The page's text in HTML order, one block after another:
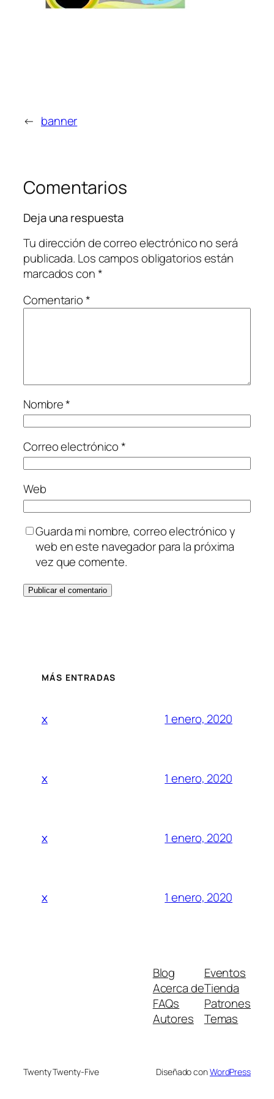
← banner
Comentarios
Deja una respuesta
Tu dirección de correo electrónico no será
publicada. Los campos obligatorios están
marcados con*
Comentario*
Nombre*
Correo electrónico*
Web
Guarda mi nombre, correo electrónico y
web en este navegador para la próxima
vez que comente.
MÁS ENTRADAS
x 1 enero, 2020
x 1 enero, 2020
x 1 enero, 2020
x 1 enero, 2020
Blog
Acerca de
FAQs
Autores
Eventos
Tienda
Patrones
Temas
Twenty Twenty-Five Diseñado conWordPress